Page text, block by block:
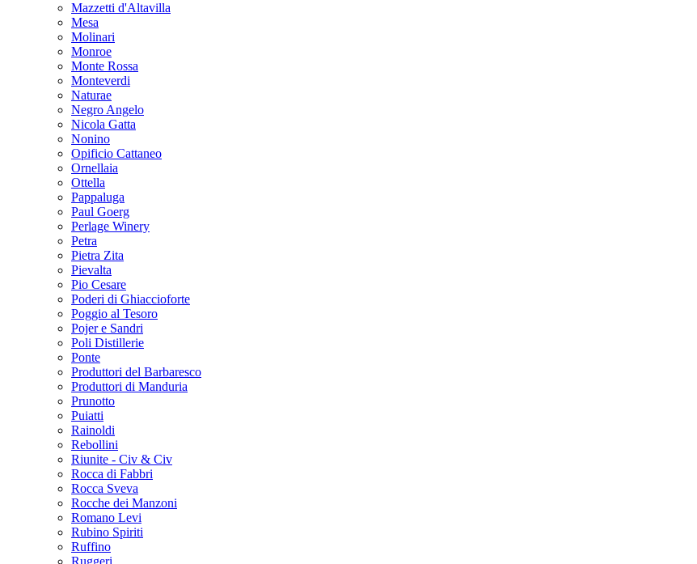
Mazzetti d'Altavilla
Mesa
Molinari
Monroe
Monte Rossa
Monteverdi
Naturae
Negro Angelo
Nicola Gatta
Nonino
Opificio Cattaneo
Ornellaia
Ottella
Pappaluga
Paul Goerg
Perlage Winery
Petra
Pietra Zita
Pievalta
Pio Cesare
Poderi di Ghiaccioforte
Poggio al Tesoro
Pojer e Sandri
Poli Distillerie
Ponte
Produttori del Barbaresco
Produttori di Manduria
Prunotto
Puiatti
Rainoldi
Rebollini
Riunite - Civ & Civ
Rocca di Fabbri
Rocca Sveva
Rocche dei Manzoni
Romano Levi
Rubino Spiriti
Ruffino
Ruggeri